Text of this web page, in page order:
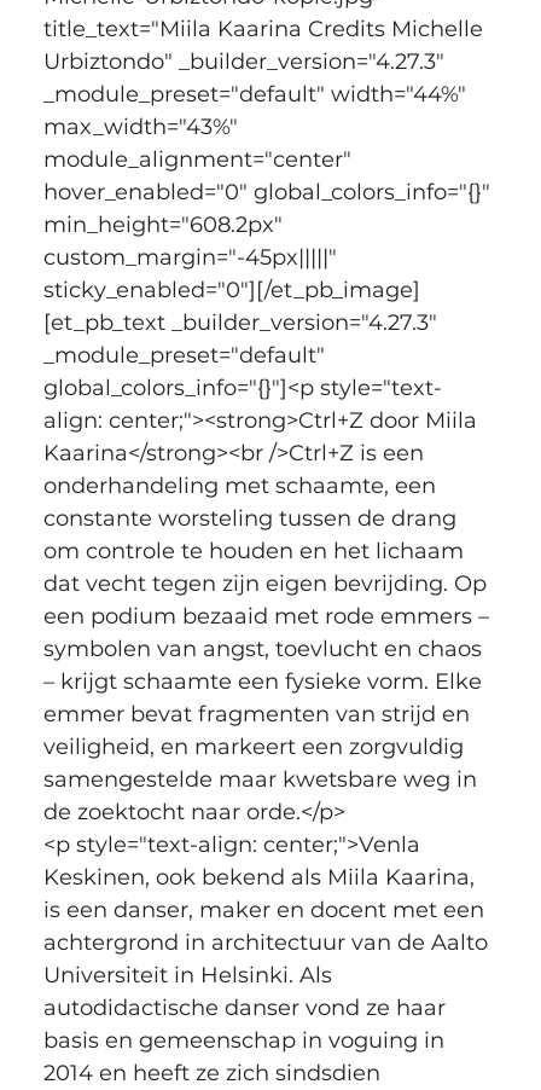
title_text="Miila Kaarina Credits Michelle
Urbiztondo" _builder_version="4.27.3"
_module_preset="default" width="44%"
max_width="43%"
module_alignment="center"
hover_enabled="0" global_colors_info="{}"
min_height="608.2px"
custom_margin="-45px|||||"
sticky_enabled="0"][/et_pb_image]
[et_pb_text _builder_version="4.27.3"
_module_preset="default"
global_colors_info="{}"]<p style="text-
align: center;"><strong>Ctrl+Z door Miila
Kaarina</strong><br />Ctrl+Z is een
onderhandeling met schaamte, een
constante worsteling tussen de drang
om controle te houden en het lichaam
dat vecht tegen zijn eigen bevrijding. Op
een podium bezaaid met rode emmers –
symbolen van angst, toevlucht en chaos
– krijgt schaamte een fysieke vorm. Elke
emmer bevat fragmenten van strijd en
veiligheid, en markeert een zorgvuldig
samengestelde maar kwetsbare weg in
de zoektocht naar orde.</p>
<p style="text-align: center;">Venla
Keskinen, ook bekend als Miila Kaarina,
is een danser, maker en docent met een
achtergrond in architectuur van de Aalto
Universiteit in Helsinki. Als
autodidactische danser vond ze haar
basis en gemeenschap in voguing in
2014 en heeft ze zich sindsdien